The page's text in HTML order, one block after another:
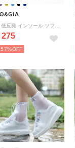
275
57%